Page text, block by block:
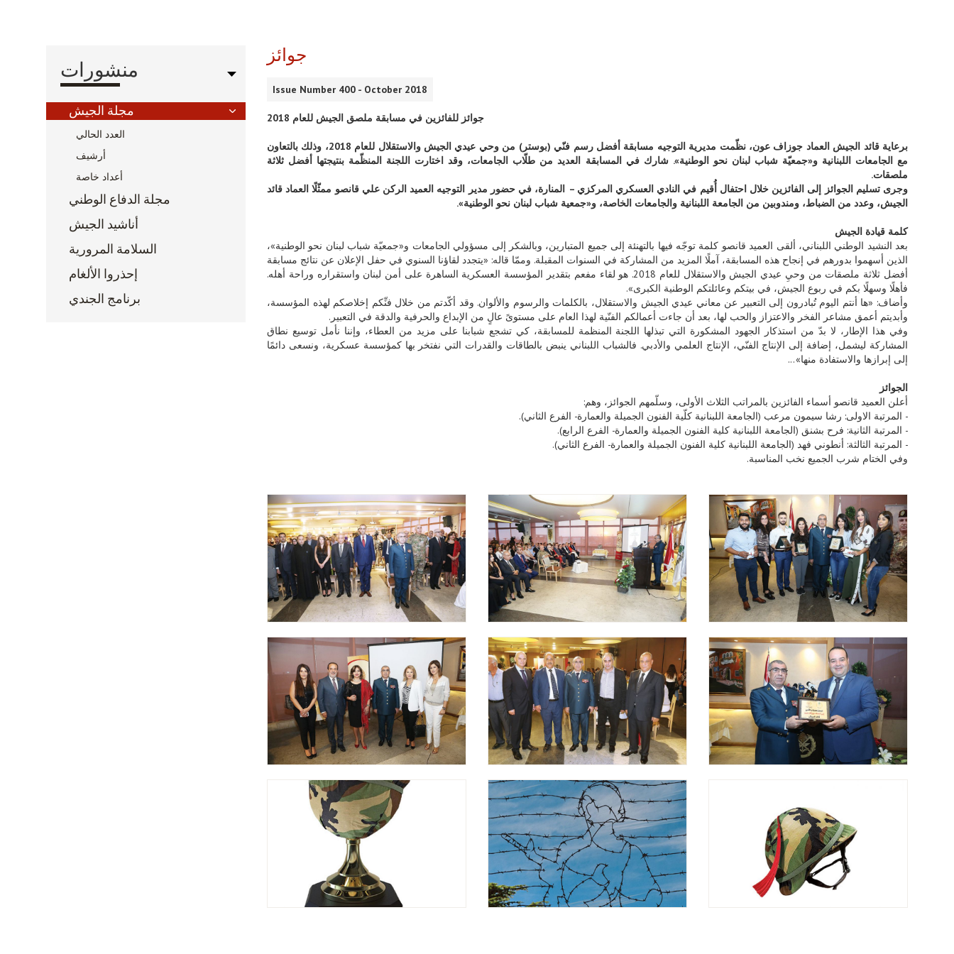
منشورات
مجلة الجيش
العدد الحالي
أرشيف
أعداد خاصة
مجلة الدفاع الوطني
أناشيد الجيش
السلامة المرورية
إحذروا الألغام
برنامج الجندي
جوائز
Issue Number 400 - October 2018
جوائز للفائزين في مسابقة ملصق الجيش للعام 2018
برعاية قائد الجيش العماد جوزاف عون، نظّمت مديرية التوجيه مسابقة أفضل رسم فنّي (بوستر) من وحي عيدي الجيش والاستقلال للعام 2018، وذلك بالتعاون
مع الجامعات اللبنانية و«جمعيّة شباب لبنان نحو الوطنية». شارك في المسابقة العديد من طلّاب الجامعات، وقد اختارت اللجنة المنظّمة بنتيجتها أفضل ثلاثة
ملصقات.
وجرى تسليم الجوائز إلى الفائزين خلال احتفال أُقيم في النادي العسكري المركزي – المنارة، في حضور مدير التوجيه العميد الركن علي قانصو ممثّلًا العماد قائد
الجيش، وعدد من الضباط، ومندوبين من الجامعة اللبنانية والجامعات الخاصة، و«جمعية شباب لبنان نحو الوطنية».
كلمة قيادة الجيش
بعد النشيد الوطني اللبناني، ألقى العميد قانصو كلمة توجّه فيها بالتهنئة إلى جميع المتبارين، وبالشكر إلى مسؤولي الجامعات و«جمعيّة شباب لبنان نحو الوطنية»،
الذين أسهموا بدورهم في إنجاح هذه المسابقة، آملًا المزيد من المشاركة في السنوات المقبلة. وممّا قاله: «يتجدد لقاؤنا السنوي في حفل الإعلان عن نتائج مسابقة
أفضل ثلاثة ملصقات من وحيِ عيدي الجيش والاستقلال للعام 2018. هو لقاء مفعم بتقدير المؤسسة العسكرية الساهرة على أمن لبنان واستقراره وراحة أهله.
فأهلًا وسهلًا بكم في ربوع الجيش، في بيتكم وعائلتكم الوطنية الكبرى».
وأضاف: «ها أنتم اليوم تُبادرون إلى التعبير عن معاني عيدي الجيش والاستقلال، بالكلمات والرسوم والألوان. وقد أكّدتم من خلال فنِّكم إخلاصكم لهذه المؤسسة،
وأبديتم أعمق مشاعر الفخر والاعتزاز والحب لها، بعد أن جاءت أعمالكم الفنّية لهذا العام على مستوىً عالٍ من الإبداع والحرفية والدقة في التعبير.
وفي هذا الإطار، لا بدّ من استذكار الجهود المشكورة التي تبذلها اللجنة المنظمة للمسابقة، كي تشجع شبابنا على مزيد من العطاء، وإننا نأمل توسيع نطاق
المشاركة ليشمل، إضافة إلى الإنتاج الفنّي، الإنتاج العلمي والأدبي. فالشباب اللبناني ينبض بالطاقات والقدرات التي نفتخر بها كمؤسسة عسكرية، ونسعى دائمًا
إلى إبرازها والاستفادة منها»...
الجوائز
أعلن العميد قانصو أسماء الفائزين بالمراتب الثلاث الأولى، وسلّمهم الجوائز، وهم:
- المرتبة الاولى: رشا سيمون مرعب (الجامعة اللبنانية كلّية الفنون الجميلة والعمارة- الفرع الثاني).
- المرتبة الثانية: فرح بشنق (الجامعة اللبنانية كلية الفنون الجميلة والعمارة- الفرع الرابع).
- المرتبة الثالثة: أنطوني فهد (الجامعة اللبنانية كلية الفنون الجميلة والعمارة- الفرع الثاني).
وفي الختام شرب الجميع نخب المناسبة.